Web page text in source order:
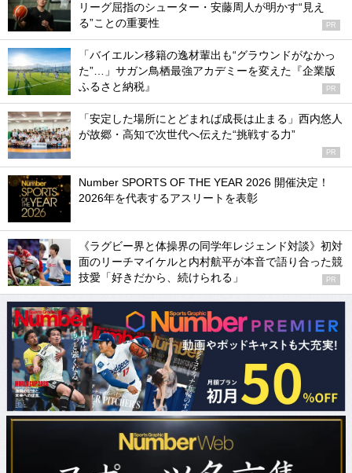
リーグ屈指のシューター・安藤周人が明かす“見え
る”ことの重要性
PR
「バイエルン移籍の逸材輩出も“グラウンドがなかっ
た”…」サガン鳥栖最強アカデミーを変えた『企業版
ふるさと納税』
PR
「安定した場所にとどまれば成長は止まる」西内悠人
が故郷・高知で次世代へ伝えた“挑戦する力”
PR
Number SPORTS OF THE YEAR 2026 開催決定！
2026年を代表するアスリートを表彰
《ラグビー界と体操界の同学年レジェンド対談》初対
面のリーチマイケルと内村航平が本音で語り合った競
技愛「好きだから、続けられる」
PR